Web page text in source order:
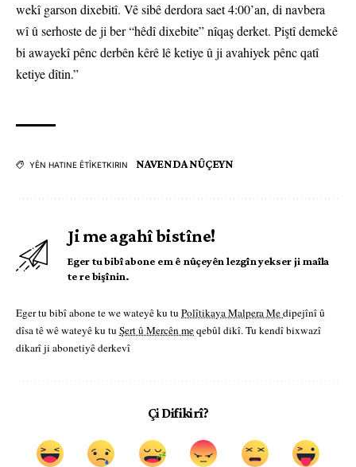
wekî garson dixebitî. Vê sibê derdora saet 4:00’an, di navbera
wî û serhoste de ji ber “hêdî dixebite” nîqaş derket. Piştî demekê
bi awayekî pênc derbên kêrê lê ketiye û ji avahiyek pênc qatî
ketiye dîtin.”
YÊN HATINE ÊTÎKETKIRIN NAVENDA NÛÇEYN
Ji me agahî bistîne!
Eger tu bibî abone em ê nûçeyên lezgîn yekser ji maîla
te re bişînin.
Eger tu bibî abone te we wateyê ku tu Polîtikaya Malpera Medipejînî û
dîsa tê wê wateyê ku tu Şert û Mercên meqebûl dikî. Tu kendî bixwazî
dikarî ji abonetiyê derkevî
Çi Difikirî?